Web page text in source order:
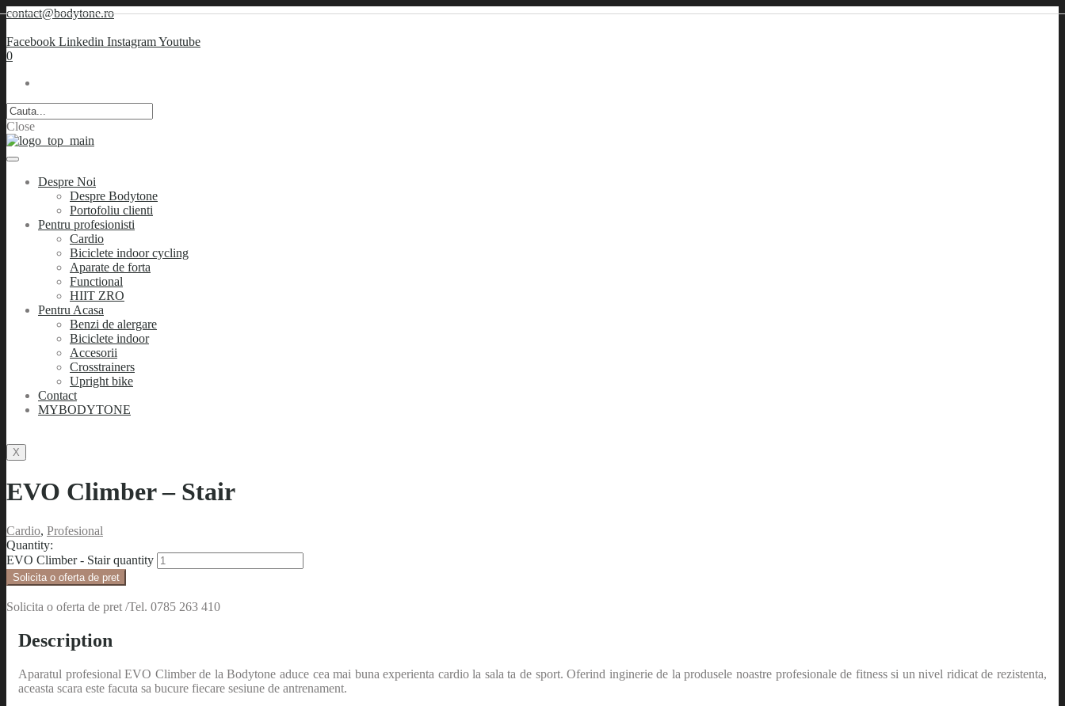
contact@bodytone.ro
Facebook Linkedin InstagramYoutube
0
Close
Despre Noi
Despre Bodytone
Portofoliu clienti
Pentru profesionisti
Cardio
Biciclete indoor cycling
Aparate de forta
Functional
HIIT ZRO
Pentru Acasa
Benzi de alergare
Biciclete indoor
Accesorii
Crosstrainers
Upright bike
Contact
MYBODYTONE
X
EVO Climber – Stair
Cardio, Profesional
Quantity:
EVO Climber - Stair quantity
Solicita o oferta de pret
Solicita o oferta de pret /Tel. 0785 263 410
Description
Aparatul profesional EVO Climber de la Bodytone aduce cea mai buna experienta cardio la sala ta de sport. Oferind inginerie de la produsele noastre profesionale de fitness si un nivel ridicat de rezistenta,
aceasta scara este facuta sa bucure fiecare sesiune de antrenament.